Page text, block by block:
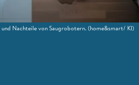
Nachteile von Saugrobotern.(home&smart/ KI)